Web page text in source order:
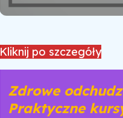
Kliknij po szczegóły
Zdrowe
Praktyczne